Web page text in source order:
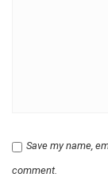
Save my name,
comment.